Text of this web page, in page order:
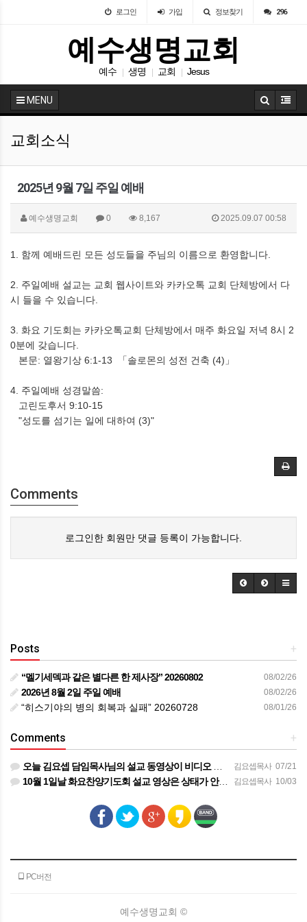
로그인 가입 정보찾기 296
예수생명교회
예수 생명 교회 Jesus
MENU
교회소식
2025년 9월 7일 주일 예배
예수생명교회 0 8,167 2025.09.07 00:58
1. 함께 예배드린 모든 성도들을 주님의 이름으로 환영합니다.
2. 주일예배 설교는 교회 웹사이트와 카카오톡 교회 단체방에서 다
시 들을 수 있습니다.
3. 화요 기도회는 카카오톡교회 단체방에서 매주 화요일 저녁 8시 2
0분에 갖습니다.
본문: 열왕기상 6:1-13 「솔로몬의 성전 건축 (4)」
4. 주일예배 성경말씀:
고린도후서 9:10-15
"성도를 섬기는 일에 대하여 (3)"
Comments
로그인한 회원만 댓글 등록이 가능합니다.
+
Posts
08/02/26
“멜기세덱과 같은 별다른 한 제사장” 20260802
08/02/26
2026년 8월 2일 주일 예배
08/01/26
“히스기야의 병의 회복과 실패” 20260728
+
Comments
김요셉목사 07/21
오늘 김요셉 담임목사님의 설교 동영상이 비디오 장비 문제로 영상을 올려 드리지 못해 죄송합니다 오늘 주일 설…
김요셉목사 10/03
10월 1일날 화요찬양기도회 설교 영상은 상태가 안좋아서 오디오만 올려 드립니다
PC버전
예수생명교회 ©